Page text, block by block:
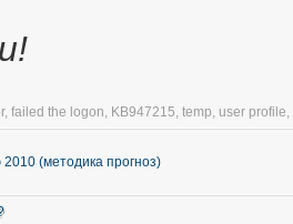
, failed the logon KB947215 temp user profile
(методика прогноз)